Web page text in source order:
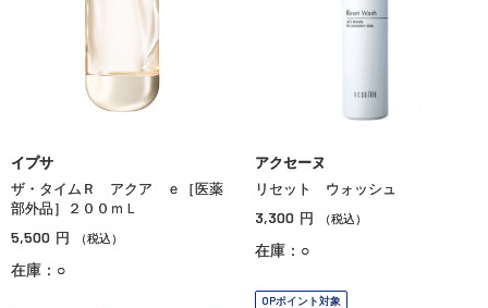
イプサ
ザ・タイムＲ アクア ｅ［医薬
部外品］２００ｍＬ
5,500 円 （税込）
在庫：○
アクセーヌ
リセット ウォッシュ
3,300 円 （税込）
在庫：○
OPポイント対象